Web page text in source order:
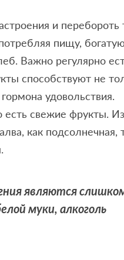
и перебороть
пищу,
Важно регулярно
способствуют не
удовольствия.
свежие фрукты.
как подсолнечная,
являются
муки, алкоголь